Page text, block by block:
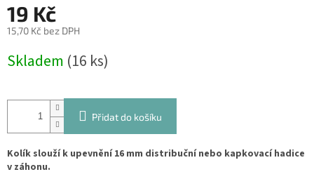
19 Kč
15,70 Kč bez DPH
cena:
Skladem (16 ks)
Přidat do košíku
Kolík slouží k upevnění 16 mm distribuční nebo kapkovací hadice
v záhonu.